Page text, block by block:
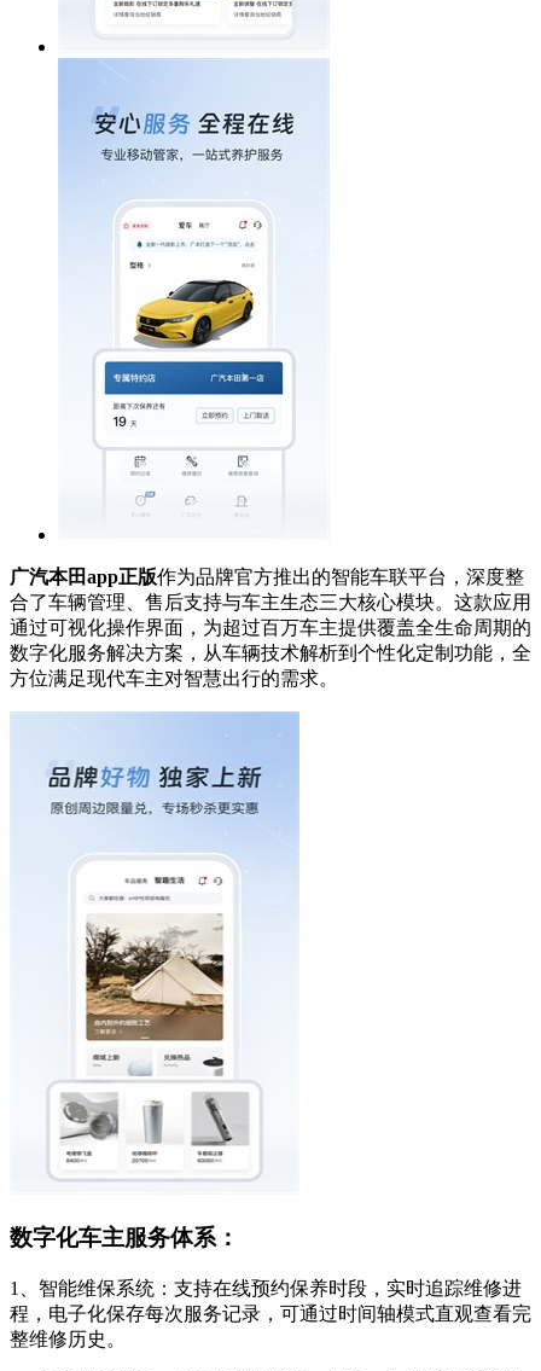
广汽本田app正版作为品牌官方推出的智能车联平台，深度整
合了车辆管理、售后支持与车主生态三大核心模块。这款应用
通过可视化操作界面，为超过百万车主提供覆盖全生命周期的
数字化服务解决方案，从车辆技术解析到个性化定制功能，全
方位满足现代车主对智慧出行的需求。
数字化车主服务体系：
1、智能维保系统：支持在线预约保养时段，实时追踪维修进
程，电子化保存每次服务记录，可通过时间轴模式直观查看完
整维修历史。